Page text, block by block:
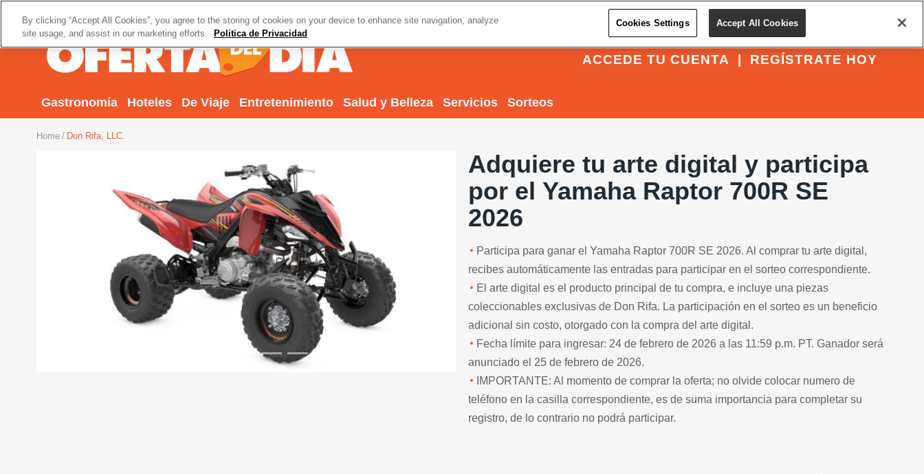
REGÍSTRATE HOY
ACCEDE TU CUENTA
Gastronomía Hoteles De Viaje Entretenimiento Salud y Belleza Servicios Sorteos
Home Don Rifa, LLC.
Adquiere tu arte digital y participa
por el Yamaha Raptor 700R SE
2026
Participa para ganar el Yamaha Raptor 700R SE 2026. Al comprar tu arte digital,
recibes automáticamente las entradas para participar en el sorteo correspondiente.
El arte digital es el producto principal de tu compra, e incluye una piezas
coleccionables exclusivas de Don Rifa. La participación en el sorteo es un beneficio
adicional sin costo, otorgado con la compra del arte digital.
Fecha límite para ingresar: 24 de febrero de 2026 a las 11:59 p.m. PT. Ganador será
anunciado el 25 de febrero de 2026.
IMPORTANTE: Al momento de comprar la oferta; no olvide colocar numero de
teléfono en la casilla correspondiente, es de suma importancia para completar su
registro, de lo contrario no podrá participar.
By clicking “Accept All Cookies”, you agree to the storing of cookies on your device to enhance site navigation, analyze
site usage, and assist in our marketing efforts.
Politica de Privacidad
Cookies Settings Accept All Cookies